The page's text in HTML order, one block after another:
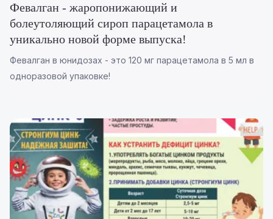
Февалган - жаропонижающий и
болеутоляющий сироп парацетамола в
уникально новой форме выпуска!
Февалган в юнидозах - это 120 мг парацетамола в 5 мл в
одноразовой упаковке!